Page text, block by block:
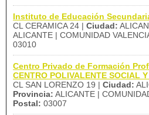
Instituto de Educación
CL CERAMICA 24 | Ciudad:
ALICANTE | COMUNIDAD
03010
Centro Privado de Formación
CENTRO POLIVALENTE SOCIAL
CL SAN LORENZO 19 | Ciudad:
Provincia: ALICANTE |
Postal: 03007